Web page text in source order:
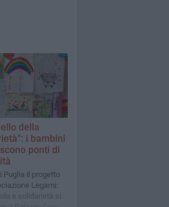
della
i bambini
ponti di
Puglia il progetto
Legami:
e solidarietà si